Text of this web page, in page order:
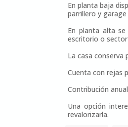
En planta baja
parrillero y
En planta alta
escritorio o
La casa conserva
Cuenta con rejas
Contribución
Una opción
revalorizarla.